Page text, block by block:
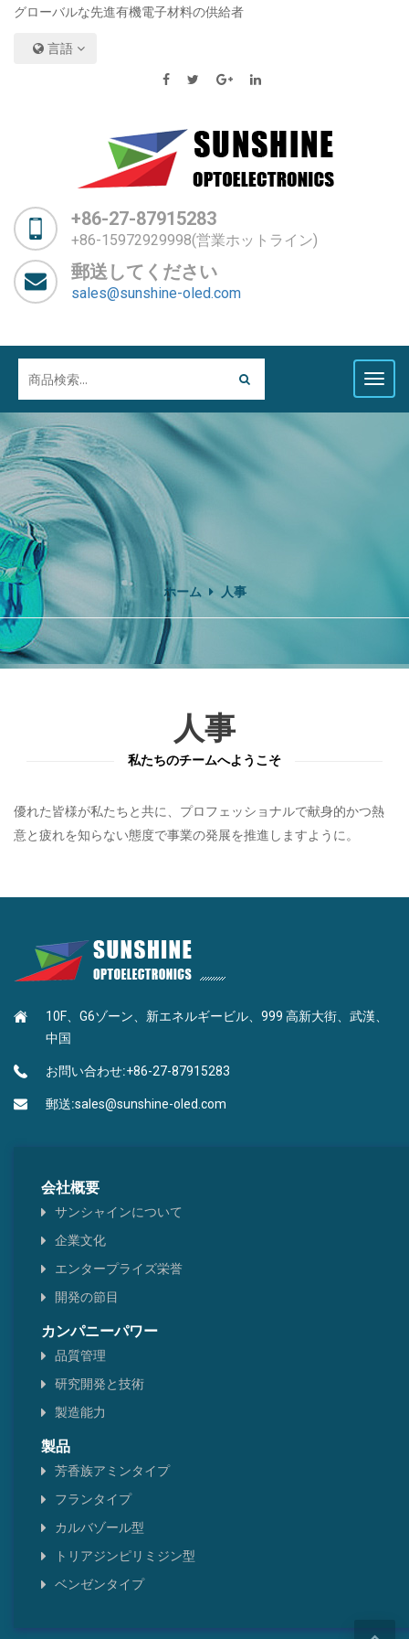
グローバルな先進有機電子材料の供給者
言語
+86-27-87915283
+86-15972929998(営業ホットライン)
郵送してください
sales@sunshine-oled.com
ホーム 人事
人事
私たちのチームへようこそ
優れた皆様が私たちと共に、プロフェッショナルで献身的かつ熱
意と疲れを知らない態度で事業の発展を推進しますように。
10F、G6ゾーン、新エネルギービル、999 高新大街、武漢、
中国
お問い合わせ:+86-27-87915283
郵送:sales@sunshine-oled.com
会社概要
サンシャインについて
企業文化
エンタープライズ栄誉
開発の節目
カンパニーパワー
品質管理
研究開発と技術
製造能力
製品
芳香族アミンタイプ
フランタイプ
カルバゾール型
トリアジンピリミジン型
ベンゼンタイプ